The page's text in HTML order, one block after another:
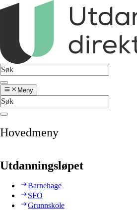
Meny
Hovedmeny
Utdanningsløpet
Barnehage
SFO
Grunnskole